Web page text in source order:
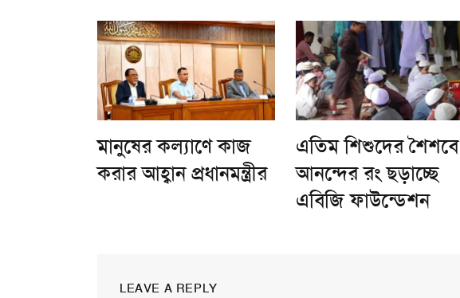
মানুষের কল্যাণে কাজ
করার আহ্বান প্রধানমন্ত্রীর
এতিম শিশুদের শৈশবে
আনন্দের রং ছড়াচ্ছে
এবিজি ফাউন্ডেশন
LEAVE A REPLY